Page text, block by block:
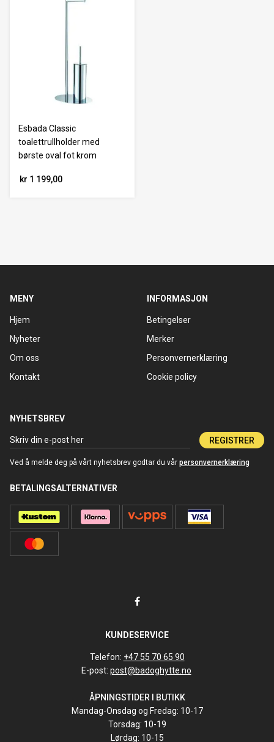
Esbada Classic
toalettrullholder med
børste oval fot krom
kr 1 199,00
MENY
Hjem
Nyheter
Om oss
Kontakt
INFORMASJON
Betingelser
Merker
Personvernerklæring
Cookie policy
NYHETSBREV
REGISTRER
Ved å melde deg på vårt nyhetsbrev godtar du vår personvernerklæring
BETALINGSALTERNATIVER
KUNDESERVICE
Telefon: +47 55 70 65 90
E-post: post@badoghytte.no
ÅPNINGSTIDER I BUTIKK
Mandag-Onsdag og Fredag: 10-17
Torsdag: 10-19
Lørdag: 10-15